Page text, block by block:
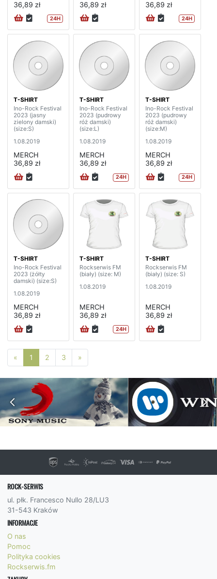
36,89 zł
24H
36,89 zł
36,89 zł
24H
T-SHIRT
Ino-Rock Festival
2023 (jasny
zielony damski)
(size:S)
1.08.2019
MERCH
36,89 zł
T-SHIRT
Ino-Rock Festival
2023 (pudrowy
róż damski)
(size:L)
1.08.2019
MERCH
36,89 zł
24H
T-SHIRT
Ino-Rock Festival
2023 (pudrowy
róż damski)
(size:M)
1.08.2019
MERCH
36,89 zł
24H
T-SHIRT
Ino-Rock Festival
2023 (żółty
damski) (size:S)
1.08.2019
MERCH
36,89 zł
T-SHIRT
Rockserwis FM
(biały) (size: M)
1.08.2019
MERCH
36,89 zł
24H
T-SHIRT
Rockserwis FM
(biały) (size: S)
1.08.2019
MERCH
36,89 zł
« Poprzednia strona
1 2 3 »
ROCK-SERWIS
ul. płk. Francesco Nullo 28/LU3
31-543 Kraków
INFORMACJE
O nas
Pomoc
Polityka cookies
Rockserwis.fm